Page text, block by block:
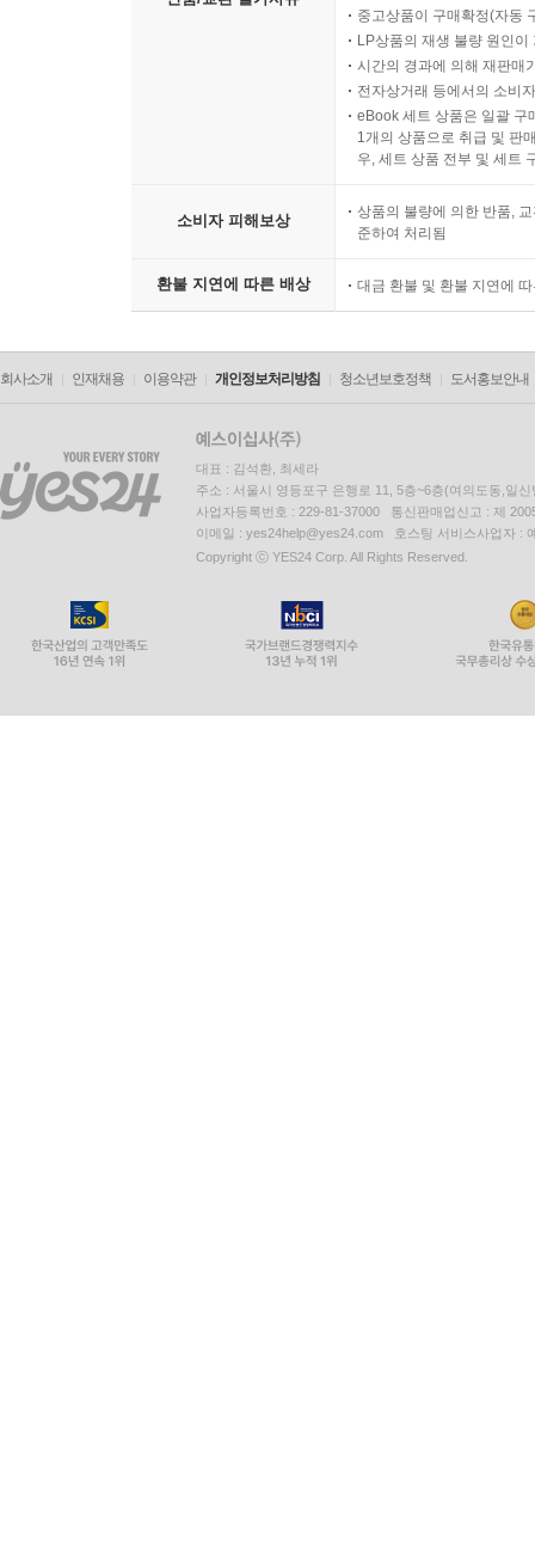
신데렐라 호랑이. 조선의 꼭두각시 임금·4 63
- 촌수까지 고쳐가며 강화도 도령을 왕으로 만들다
- 죽은 사람에게도 세금을 걷었던 부패한 시대
【 제26대 고종 대한제국 제1대 황제 】
비운의 호랑이. 변혁과 침략의 시대에 서 있던 임금
- 고종의 아버지 흥선대원군의 10년간 섭정
- 개항 이후, 근대 변화의 바람이 불다
나라 뺏긴 고양이. 병약했던 마지막 임금·847
- 독차(毒茶)를 마신 조선의 마지막 왕자
- 주인공이 참석하지 않은 황제 즉위식
에필로그 | 역사를 아는 당신, 현재가 다르게 보입니
부록 2 | 조선을 배경으로 한 드라마 목록·497
부록 3 | 한눈으로 보는 인포그래픽·501
중고상품이 구매확정(자동
LP상품의 재생 불량 원인
시간의 경과에 의해 재판매
전자상거래 등에서의 소비
eBook 세트 상품은 일괄 구
1개의 상품으로 취급 및 판
우, 세트 상품 전부 및 세트
소비자 피해보상
상품의 불량에 의한 반품,
준하여 처리됨
환불 지연에 따른 배상 대금 환불 및 환불 지연에
회사소개 인재채용 이용약관 개인정보처리방침 청소년보호정책 도서홍보안내
대표 : 김석환, 최세라
주소 : 서울시 영등포구 은행로 11, 5층~6층(여의도동,일신
사업자등록번호 : 229-81-37000 통신판매업신고 : 제
이메일 : yes24help@yes24.com 호스팅 서비스사업자 :
Copyright ⓒ YES24 Corp. All Rights Reserved.